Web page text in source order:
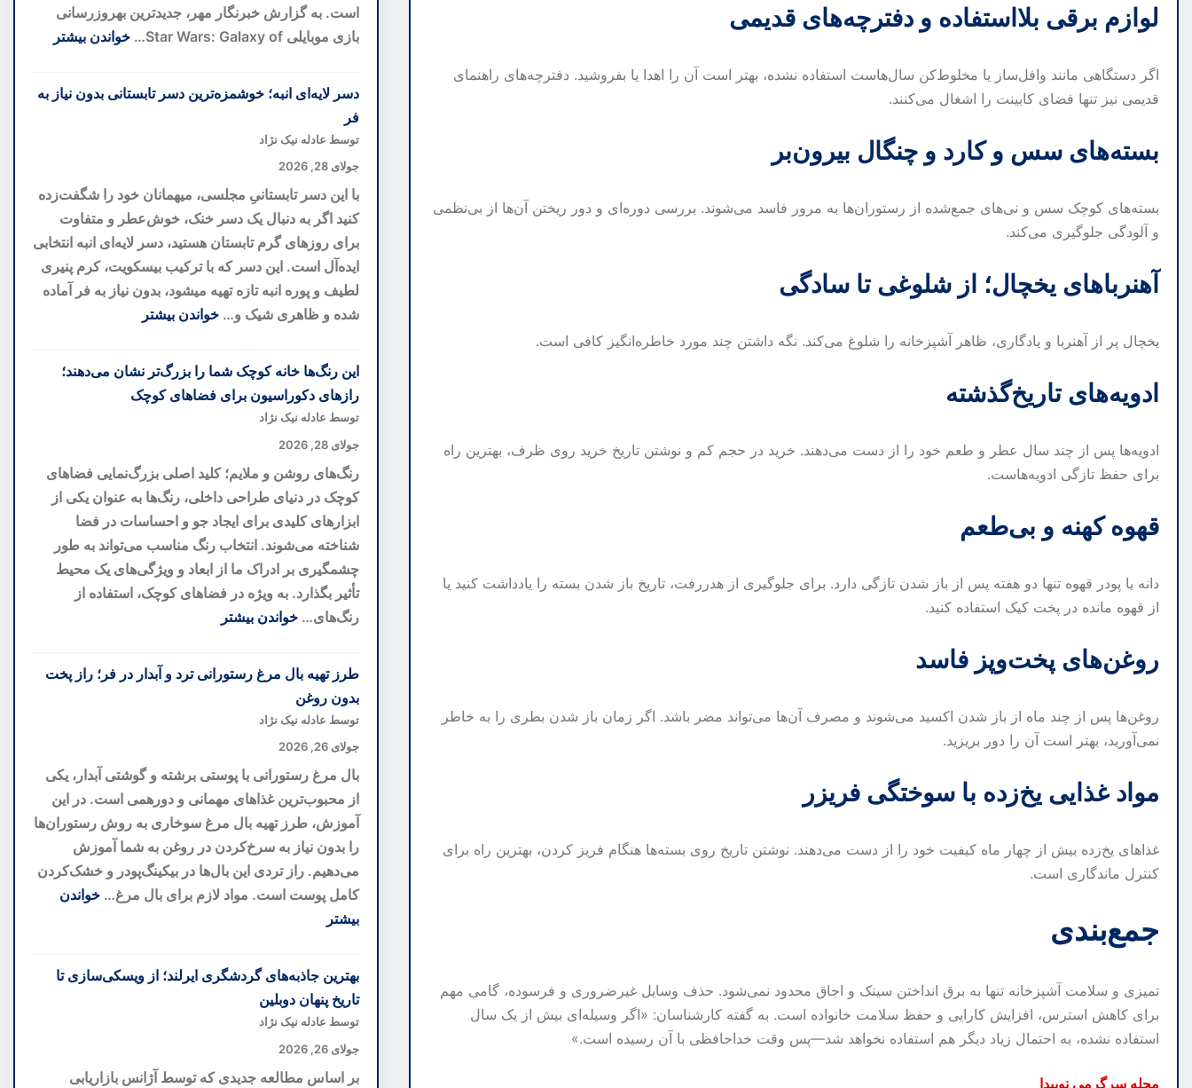
لوازم برقی بلااستفاده و دفترچه‌های قدیمی
اگر دستگاهی مانند وافل‌ساز یا مخلوط‌کن سال‌هاست استفاده نشده، بهتر است آن را اهدا یا بفروشید. دفترچه‌های راهنمای
قدیمی نیز تنها فضای کابینت را اشغال می‌کنند.
بسته‌های سس و کارد و چنگال بیرون‌بر
بسته‌های کوچک سس و نی‌های جمع‌شده از رستوران‌ها به مرور فاسد می‌شوند. بررسی دوره‌ای و دور ریختن آن‌ها از بی‌نظمی
و آلودگی جلوگیری می‌کند.
آهنرباهای یخچال؛ از شلوغی تا سادگی
یخچال پر از آهنربا و یادگاری، ظاهر آشپزخانه را شلوغ می‌کند. نگه داشتن چند مورد خاطره‌انگیز کافی است.
ادویه‌های تاریخ‌گذشته
ادویه‌ها پس از چند سال عطر و طعم خود را از دست می‌دهند. خرید در حجم کم و نوشتن تاریخ خرید روی ظرف، بهترین راه
برای حفظ تازگی ادویه‌هاست.
قهوه کهنه و بی‌طعم
دانه یا پودر قهوه تنها دو هفته پس از باز شدن تازگی دارد. برای جلوگیری از هدررفت، تاریخ باز شدن بسته را یادداشت کنید یا
از قهوه مانده در پخت کیک استفاده کنید.
روغن‌های پخت‌وپز فاسد
روغن‌ها پس از چند ماه از باز شدن اکسید می‌شوند و مصرف آن‌ها می‌تواند مضر باشد. اگر زمان باز شدن بطری را به خاطر
نمی‌آورید، بهتر است آن را دور بریزید.
مواد غذایی یخ‌زده با سوختگی فریزر
غذاهای یخ‌زده بیش از چهار ماه کیفیت خود را از دست می‌دهند. نوشتن تاریخ روی بسته‌ها هنگام فریز کردن، بهترین راه برای
کنترل ماندگاری است.
جمع‌بندی
تمیزی و سلامت آشپزخانه تنها به برق انداختن سینک و اجاق محدود نمی‌شود. حذف وسایل غیرضروری و فرسوده، گامی مهم
برای کاهش استرس، افزایش کارایی و حفظ سلامت خانواده است. به گفته کارشناسان: «اگر وسیله‌ای بیش از یک سال
استفاده نشده، به احتمال زیاد دیگر هم استفاده نخواهد شد—پس وقت خداحافظی با آن رسیده است.»
مجله سرگرمی نوپیدا
بحران
است. به گزارش خبرنگار مهر، جدیدترین بهروزرسانی
بازی موبایلی Star Wars: Galaxy of…
خواندن بیشتر
بازطراحی
لوک
اسکایواکر
از
ایدههای
اولیه؛
نسخهای
تازه
از
کهنهسرباز
کهکشانی
دسر لایه‌ای انبه؛ خوشمزه‌ترین دسر تابستانی بدون نیاز به
فر
توسط عادله نیک نژاد
جولای 28, 2026
با این دسر تابستانیِ مجلسی، میهمانان خود را شگفت‌زده
کنید اگر به دنبال یک دسر خنک، خوش‌عطر و متفاوت
برای روزهای گرم تابستان هستید، دسر لایه‌ای انبه انتخابی
ایده‌آل است. این دسر که با ترکیب بیسکویت، کرم پنیری
لطیف و پوره انبه تازه تهیه میشود، بدون نیاز به فر آماده
شده و ظاهری شیک و… خواندن بیشتر
دسر
لایه‌ای
انبه؛
خوشمزه‌ترین
تابستانی
بدون
نیاز
به
فر
این رنگ‌ها خانه کوچک شما را بزرگ‌تر نشان می‌دهند؛
رازهای دکوراسیون برای فضاهای کوچک
توسط عادله نیک نژاد
جولای 28, 2026
رنگ‌های روشن و ملایم؛ کلید اصلی بزرگ‌نمایی فضاهای
کوچک در دنیای طراحی داخلی، رنگ‌ها به عنوان یکی از
ابزارهای کلیدی برای ایجاد جو و احساسات در فضا
شناخته می‌شوند. انتخاب رنگ مناسب می‌تواند به طور
چشمگیری بر ادراک ما از ابعاد و ویژگی‌های یک محیط
تأثیر بگذارد. به ویژه در فضاهای کوچک، استفاده از
رنگ‌های… خواندن بیشتر
این
کوچک
را
بزرگ‌تر
نشان
می‌دهند؛
رازهای
دکوراسیون
برای
کوچک
طرز تهیه بال مرغ رستورانی ترد و آبدار در فر؛ راز پخت
بدون روغن
توسط عادله نیک نژاد
جولای 26, 2026
بال مرغ رستورانی با پوستی برشته و گوشتی آبدار، یکی
از محبوب‌ترین غذاهای مهمانی و دورهمی است. در این
آموزش، طرز تهیه بال مرغ سوخاری به روش رستوران‌ها
را بدون نیاز به سرخ‌کردن در روغن به شما آموزش
می‌دهیم. راز تردی این بال‌ها در بیکینگ‌پودر و خشک‌کردن
کامل پوست است. مواد لازم برای بال مرغ… خواندن
بیشتر
تهیه
بال
مرغ
بهترین جاذبه‌های گردشگری ایرلند؛ از ویسکی‌سازی تا
تاریخ پنهان دوبلین
توسط عادله نیک نژاد
جولای 26, 2026
بر اساس مطالعه جدیدی که توسط آژانس بازاریابی